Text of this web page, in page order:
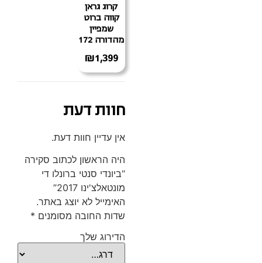
קרוג גראן
קווה ברוט
שמפיין
מהדורה 172
₪1,399
חוות דעת
אין עדיין חוות דעת.
היה הראשון לכתוב סקירה
“ביונדי סנטי ברונלו די
מונטאלצ'ינו 2017”
האימייל לא יוצג באתר.
שדות החובה מסומנים *
הדירוג שלך